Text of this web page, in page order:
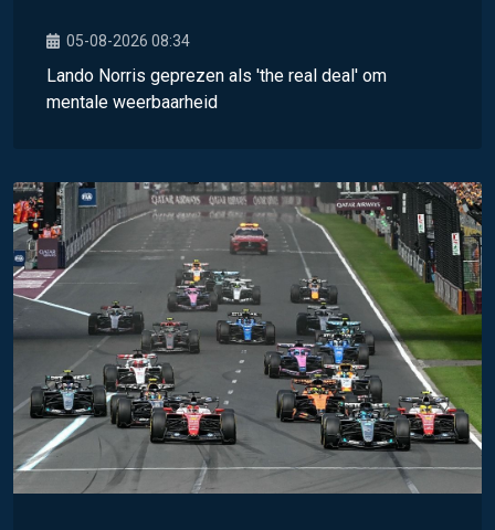
05-08-2026 08:34
Lando Norris geprezen als 'the real deal' om
mentale weerbaarheid